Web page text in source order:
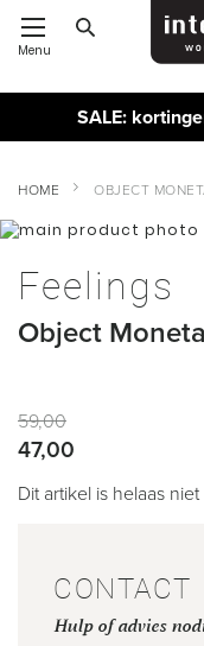
Menu
SALE:
HOME
OBJECT
Ga
het
einde
de
afbeeldingen-
naar
het
van
Feelings
Object Moneta
59,00
47,00
Dit artikel is helaas
CONTACT
Hulp of advies